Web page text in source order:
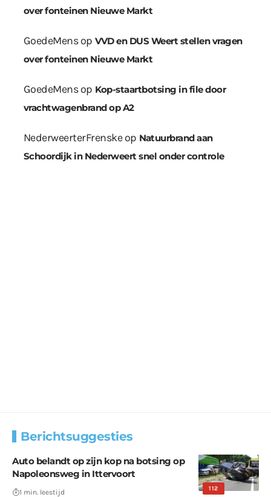
over fonteinen Nieuwe Markt
GoedeMensop VVD en DUS Weert stellen vragen
over fonteinen Nieuwe Markt
GoedeMensop Kop-staartbotsing in file door
vrachtwagenbrand op A2
NederweerterFrenskeop Natuurbrand aan
Schoordijk in Nederweert snel onder controle
Berichtsuggesties
112
Auto belandt op zijn kop na botsing op
Napoleonsweg in Ittervoort
1 min. leestijd